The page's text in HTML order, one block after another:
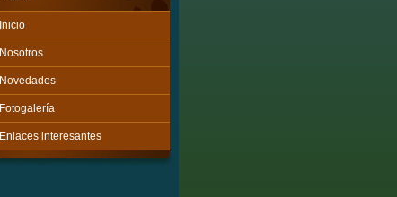
Inicio
Nosotros
Novedades
Fotogalería
Enlaces interesantes